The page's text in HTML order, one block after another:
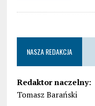
NASZA REDAKCJA
Redaktor naczelny:
Tomasz Barański